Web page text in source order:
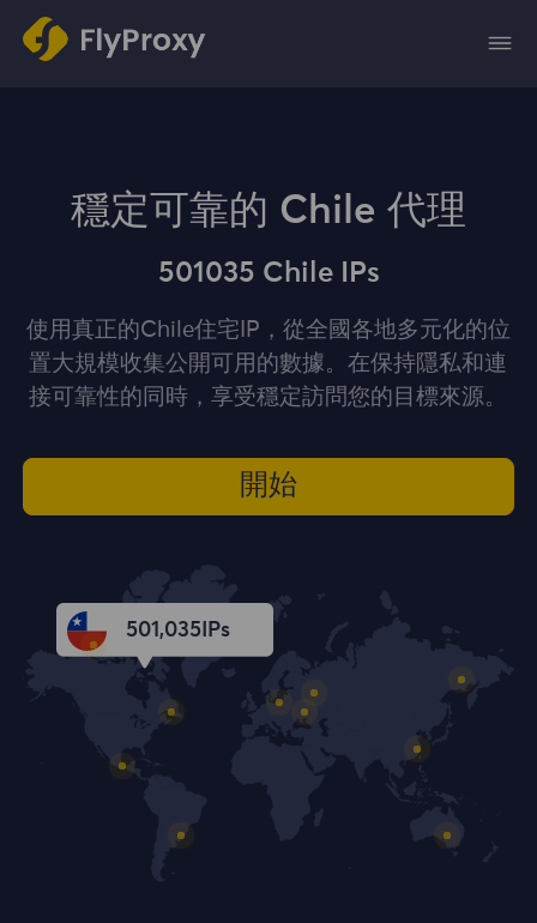
穩定可靠的 Chile 代理
501035 Chile IPs
使用真正的Chile住宅IP，從全國各地多元化的位
置大規模收集公開可用的數據。在保持隱私和連
接可靠性的同時，享受穩定訪問您的目標來源。
開始
501,035IPs